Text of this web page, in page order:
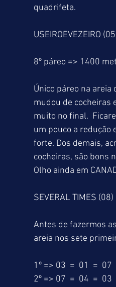
quadrifeta.
USEIROEVEZEIRO
8º páreo => 1400
Único páreo na areia
mudou de cocheiras
muito no final.
um pouco a redução
forte. Dos demais,
cocheiras, são bons
Olho ainda em
SEVERAL TIMES
Antes de fazermos
areia nos sete
1º => 03  =  01  =  07
2º => 07  =  04  =  03